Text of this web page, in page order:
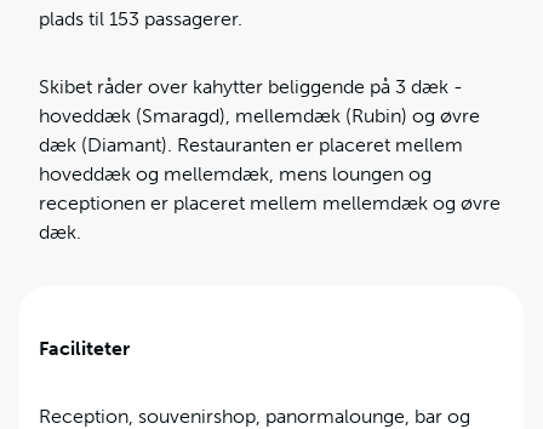
plads til 153 passagerer.
Skibet råder over kahytter beliggende på 3 dæk -
hoveddæk (Smaragd), mellemdæk (Rubin) og øvre
dæk (Diamant). Restauranten er placeret mellem
hoveddæk og mellemdæk, mens loungen og
receptionen er placeret mellem mellemdæk og øvre
dæk.
Faciliteter
Reception, souvenirshop, panormalounge, bar og